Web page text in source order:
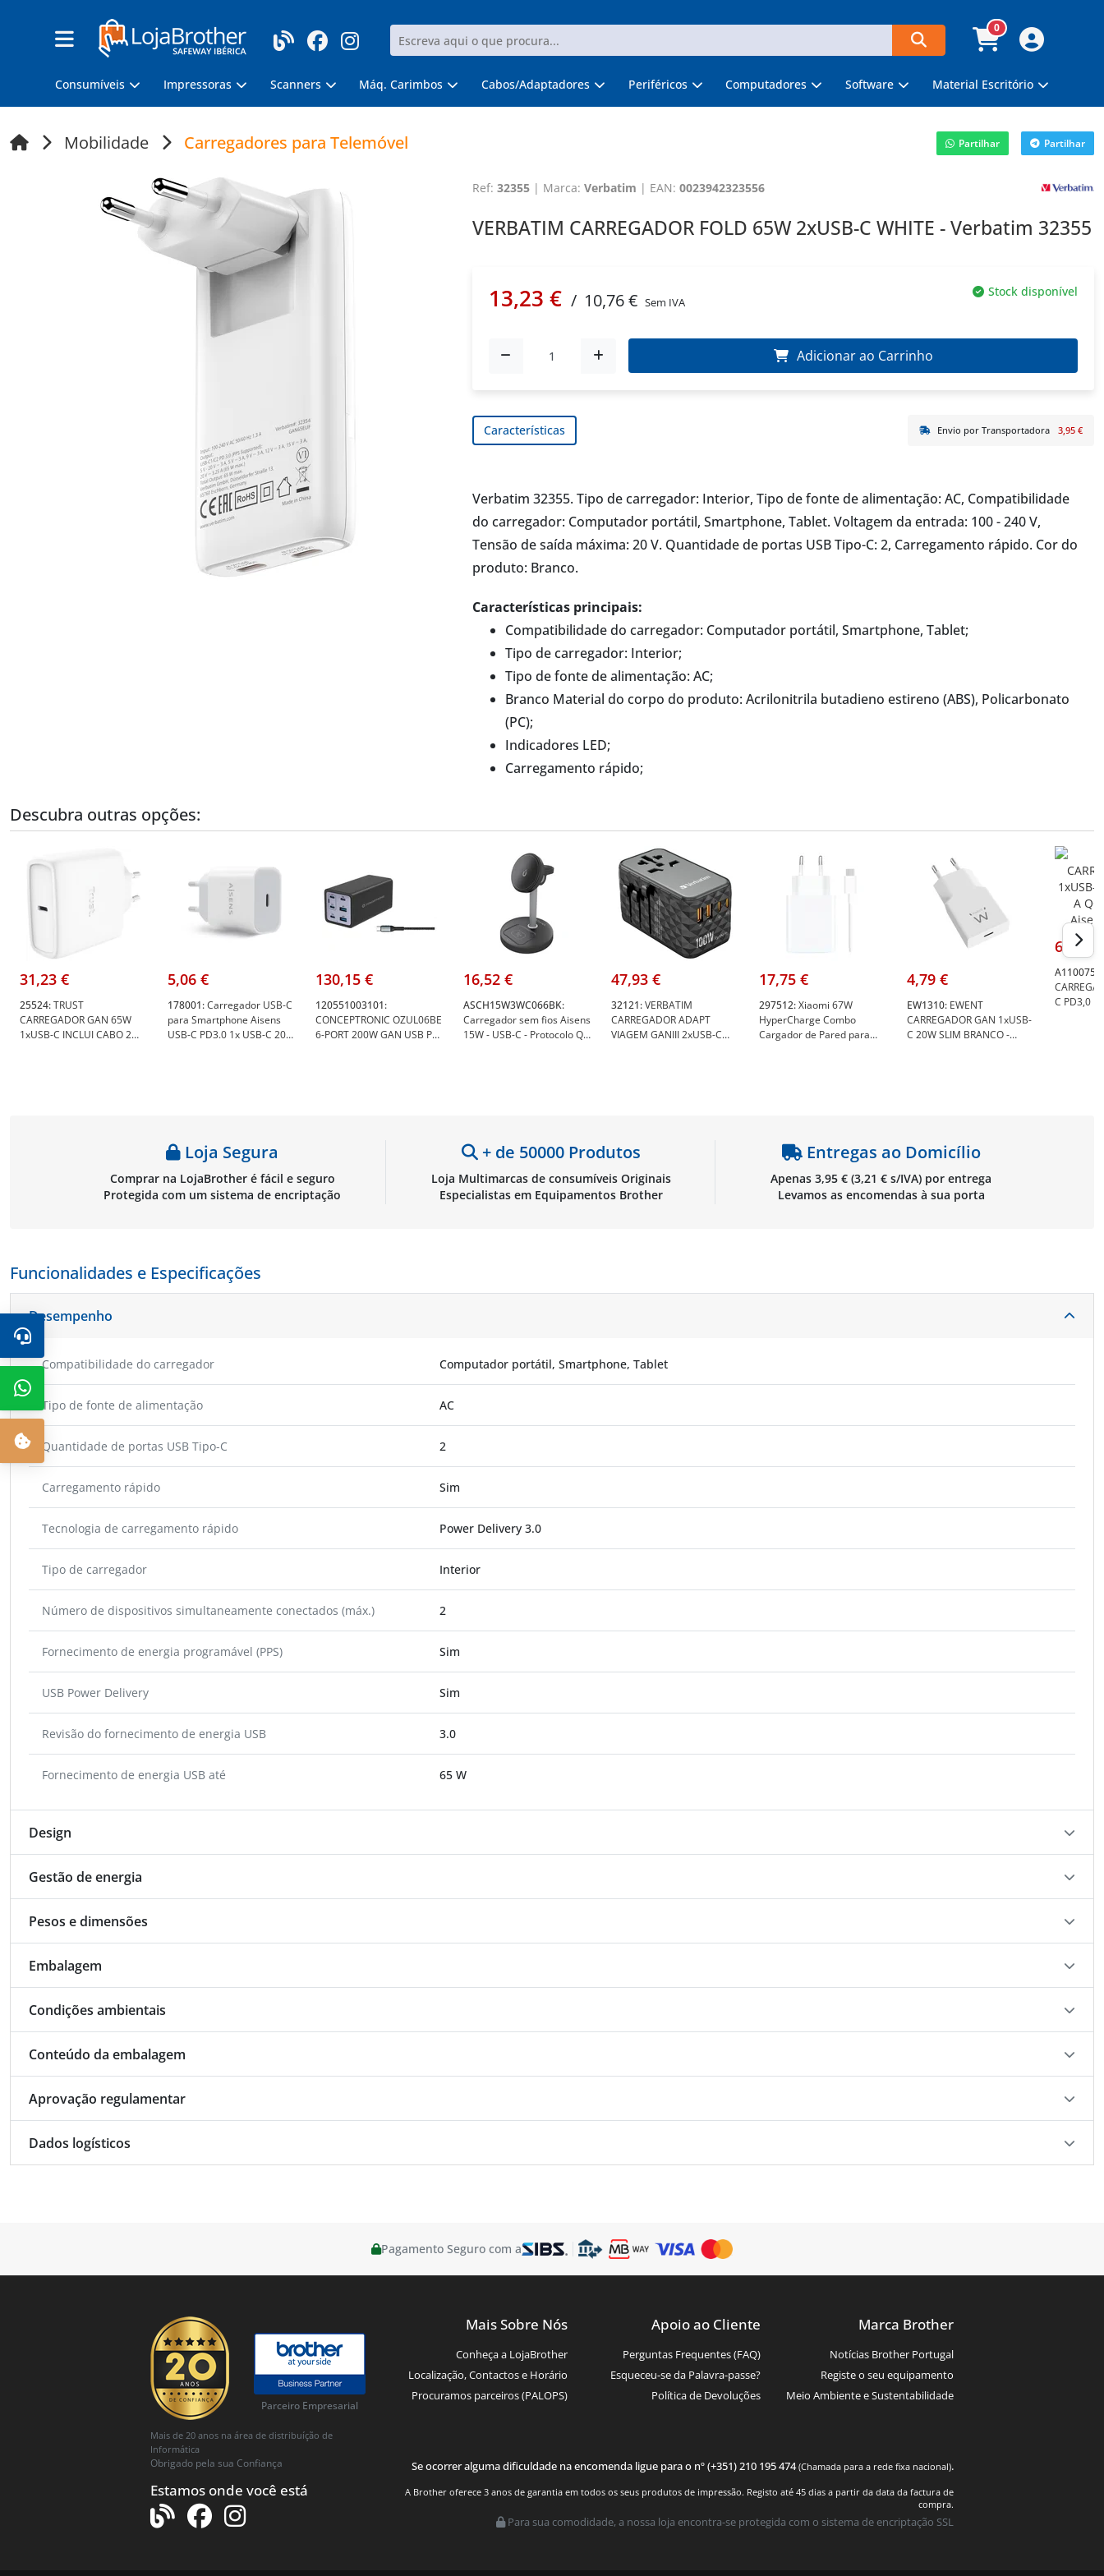
0
Consumíveis Impressoras Scanners Máq. Carimbos Cabos/Adaptadores Periféricos Computadores Software Material Escritório
Mobilidade Carregadores para Telemóvel Partilhar Partilhar
Ref: 32355| Marca: Verbatim | EAN: 0023942323556
VERBATIM CARREGADOR FOLD 65W 2xUSB-C WHITE - Verbatim 32355
13,23 € / 10,76 € Sem IVA
Stock disponível
Adicionar ao Carrinho
Características Envio por Transportadora 3,95 €
Verbatim 32355. Tipo de carregador: Interior, Tipo de fonte de alimentação: AC, Compatibilidade
do carregador: Computador portátil, Smartphone, Tablet. Voltagem da entrada: 100 - 240 V,
Tensão de saída máxima: 20 V. Quantidade de portas USB Tipo-C: 2, Carregamento rápido. Cor do
produto: Branco.
Características principais:
Compatibilidade do carregador: Computador portátil, Smartphone, Tablet;
Tipo de carregador: Interior;
Tipo de fonte de alimentação: AC;
Branco Material do corpo do produto: Acrilonitrila butadieno estireno (ABS), Policarbonato
(PC);
Indicadores LED;
Carregamento rápido;
Descubra outras opções:
31,23 €
25524:TRUST
CARREGADOR GAN 65W
1xUSB-C INCLUI CABO 2
5,06 €
178001:Carregador USB-C
para Smartphone Aisens
USB-C PD3.0 1x USB-C 20W
130,15 €
120551003101:
CONCEPTRONIC OZUL06BE
6-PORT 200W GAN USB PD
16,52 €
ASCH15W3WC066BK:
Carregador sem fios Aisens
15W - USB-C - Protocolo Qi2
47,93 €
32121:VERBATIM
CARREGADOR ADAPT
VIAGEM GANIII 2xUSB-C
17,75 €
297512:Xiaomi 67W
HyperCharge Combo
Cargador de Pared para
4,79 €
EW1310: EWENT
CARREGADOR GAN 1xUSB-
C 20W SLIM BRANCO -
6,09 €
A1100755:
C PD3,0
Loja Segura
Comprar na LojaBrother é fácil e seguro
Protegida com um sistema de encriptação
+ de 50000 Produtos
Loja Multimarcas de consumíveis Originais
Especialistas em Equipamentos Brother
Entregas ao Domicílio
Apenas 3,95 € (3,21 € s/IVA) por entrega
Levamos as encomendas à sua porta
Funcionalidades e Especificações
Desempenho
Compatibilidade do carregador Computador portátil, Smartphone, Tablet
Tipo de fonte de alimentação AC
Quantidade de portas USB Tipo-C 2
Carregamento rápido Sim
Tecnologia de carregamento rápido Power Delivery 3.0
Tipo de carregador Interior
Número de dispositivos simultaneamente conectados (máx.) 2
Fornecimento de energia programável (PPS) Sim
USB Power Delivery Sim
Revisão do fornecimento de energia USB 3.0
Fornecimento de energia USB até 65 W
Design
Gestão de energia
Pesos e dimensões
Embalagem
Condições ambientais
Conteúdo da embalagem
Aprovação regulamentar
Dados logísticos
Pagamento Seguro com a
Parceiro Empresarial
Mais de 20 anos na área de distribuíção de
Informática
Obrigado pela sua Confiança
Estamos onde você está
Mais Sobre Nós
Conheça a LojaBrother
Localização, Contactos e Horário
Procuramos parceiros (PALOPS)
Apoio ao Cliente
Perguntas Frequentes (FAQ)
Esqueceu-se da Palavra-passe?
Política de Devoluções
Marca Brother
Notícias Brother Portugal
Registe o seu equipamento
Meio Ambiente e Sustentabilidade
Se ocorrer alguma dificuldade na encomenda ligue para o nº (+351) 210 195 474(Chamada para a rede fixa nacional).
A Brother oferece 3 anos de garantia em todos os seus produtos de impressão. Registo até 45 dias a partir da data da factura de
compra.
Para sua comodidade, a nossa loja encontra-se protegida com o sistema de encriptação SSL